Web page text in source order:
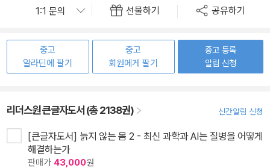
선물하기 공유하기
중고
알라딘에 팔기
중고
회원에게 팔기
중고 등록
알림 신청
리더스원 큰글자도서 (총 2138권) 신간알림 신청
[큰글자도서] 늙지 않는 몸 2 - 최신 과학과 AI는 질병을 어떻게
해결하는가
판매가 43,000원